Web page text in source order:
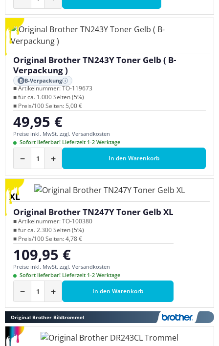
Original Brother TN243Y Toner Gelb ( B-
Verpackung )
B B-Verpackung i
■ Artikelnummer: TO-119673
■ für ca. 1.000 Seiten (5%)
■ Preis/100 Seiten: 5,00 €
Regulärer Preis:
49,95 €
Preise inkl. MwSt. zzgl. Versandkosten
Sofort lieferbar! Lieferzeit 1-2 Werktage
− + In den Warenkorb
XL
Original Brother TN247Y Toner Gelb XL
■ Artikelnummer: TO-100380
■ für ca. 2.300 Seiten (5%)
■ Preis/100 Seiten: 4,78 €
Regulärer Preis:
109,95 €
Preise inkl. MwSt. zzgl. Versandkosten
Sofort lieferbar! Lieferzeit 1-2 Werktage
− + In den Warenkorb
Original Brother Bildtrommel